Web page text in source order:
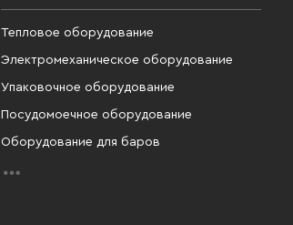
Тепловое оборудование
Электромеханическое оборудование
Упаковочное оборудование
Посудомоечное оборудование
Оборудование для баров